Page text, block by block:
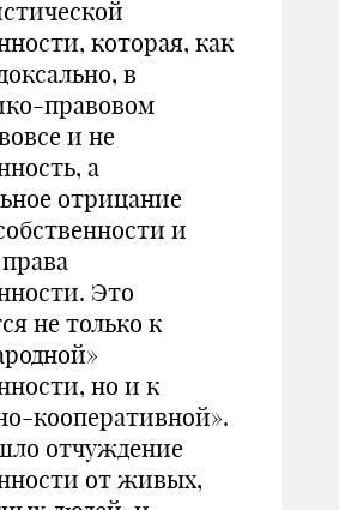
которая, как
в
правовом
и не
а
отрицание
и
Это
не только к
но и к
кооперативной».
отчуждение
от живых,